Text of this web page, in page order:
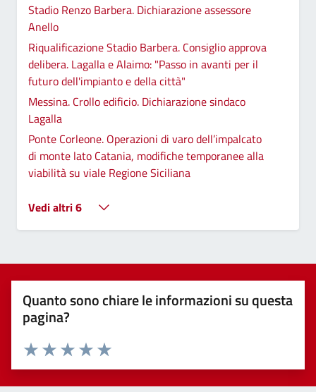
Stadio Renzo Barbera. Dichiarazione assessore
Anello
Riqualificazione Stadio Barbera. Consiglio approva
delibera. Lagalla e Alaimo: "Passo in avanti per il
futuro dell'impianto e della città"
Messina. Crollo edificio. Dichiarazione sindaco
Lagalla
Ponte Corleone. Operazioni di varo dell’impalcato
di monte lato Catania, modifiche temporanee alla
viabilità su viale Regione Siciliana
Vedi altri 6
Quanto sono chiare le informazioni su questa
pagina?
Valuta 5 stelle su 5
Valuta 4 stelle su 5
Valuta 3 stelle su 5
Valuta 2 stelle su 5
Valuta 1 stelle su 5